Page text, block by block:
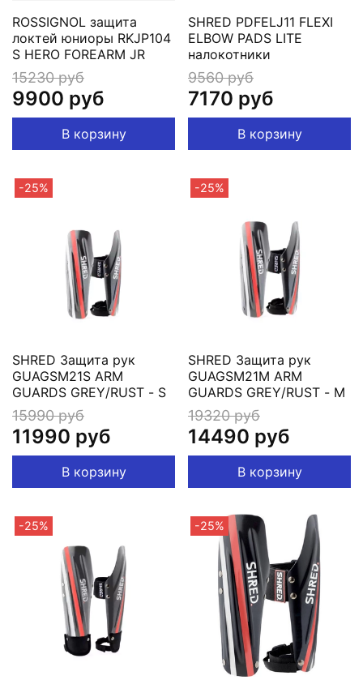
ROSSIGNOL защита
локтей юниоры RKJP104
S HERO FOREARM JR
15230 руб
9900 руб
В корзину
SHRED PDFELJ11 FLEXI
ELBOW PADS LITE
налокотники
9560 руб
7170 руб
В корзину
-25%
SHRED Защита рук
GUAGSM21S ARM
GUARDS GREY/RUST - S
15990 руб
11990 руб
В корзину
-25%
SHRED Защита рук
GUAGSM21M ARM
GUARDS GREY/RUST - M
19320 руб
14490 руб
В корзину
-25% -25%